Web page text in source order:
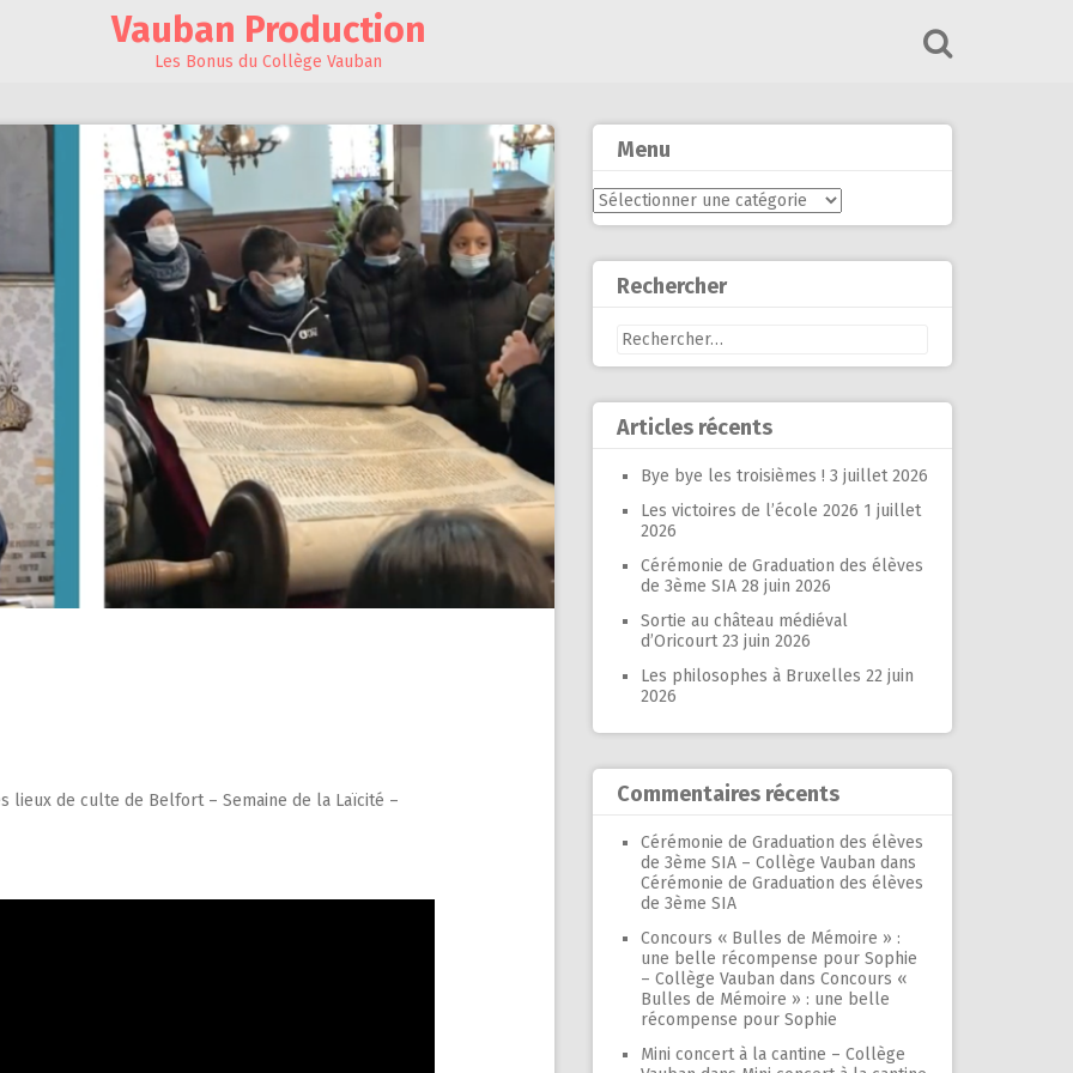
Vauban Production
Les Bonus du Collège Vauban
lieux de culte de Belfort – Semaine de la Laïcité –
Menu
Menu
Rechercher
Rechercher :
Articles récents
Bye bye les troisièmes ! 3 juillet 2026
Les victoires de l’école 2026 1 juillet
2026
Cérémonie de Graduation des élèves
de 3ème SIA 28 juin 2026
Sortie au château médiéval
d’Oricourt 23 juin 2026
Les philosophes à Bruxelles 22 juin
2026
Commentaires récents
Cérémonie de Graduation des élèves
de 3ème SIA – Collège Vauban dans
Cérémonie de Graduation des élèves
de 3ème SIA
Concours « Bulles de Mémoire » :
une belle récompense pour Sophie
– Collège Vauban dans Concours «
Bulles de Mémoire » : une belle
récompense pour Sophie
Mini concert à la cantine – Collège